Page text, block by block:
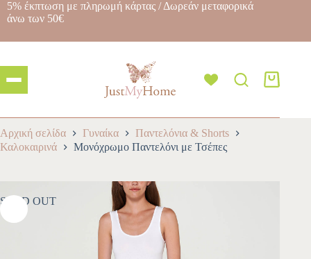
5% έκπτωση με πληρωμή κάρτας / Δωρεάν μεταφορικά
άνω των 50€
Αρχική σελίδα Γυναίκα
Παντελόνια & Shorts
Καλοκαιρινά
Μονόχρωμο Παντελόνι με Τσέπες
SOLD OUT